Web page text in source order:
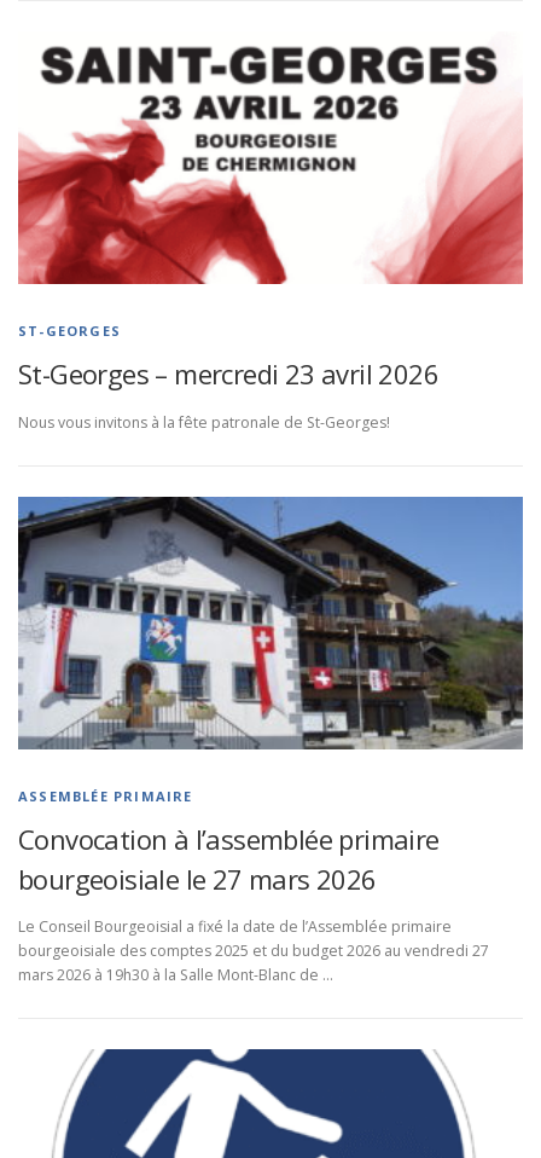
ST-GEORGES
St-Georges – mercredi 23 avril 2026
Nous vous invitons à la fête patronale de St-Georges!
ASSEMBLÉE PRIMAIRE
Convocation à l’assemblée primaire
bourgeoisiale le 27 mars 2026
Le Conseil Bourgeoisial a fixé la date de l’Assemblée primaire
bourgeoisiale des comptes 2025 et du budget 2026 au vendredi 27
mars 2026 à 19h30 à la Salle Mont-Blanc de …